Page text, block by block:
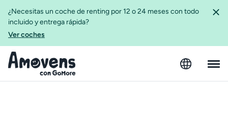
¿Necesitas un coche de renting por 12 o 24 meses con todo
incluido y entrega rápida?
Ver coches